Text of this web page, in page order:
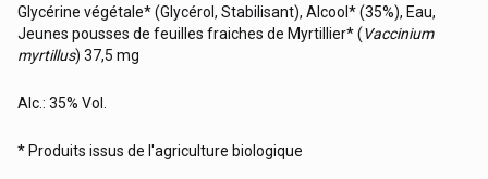
Glycérine végétale* (Glycérol, Stabilisant), Alcool* (35%), Eau,
Jeunes pousses de feuilles fraiches de Myrtillier* (Vaccinium
myrtillus) 37,5 mg
Alc.: 35% Vol.
* Produits issus de l'agriculture biologique